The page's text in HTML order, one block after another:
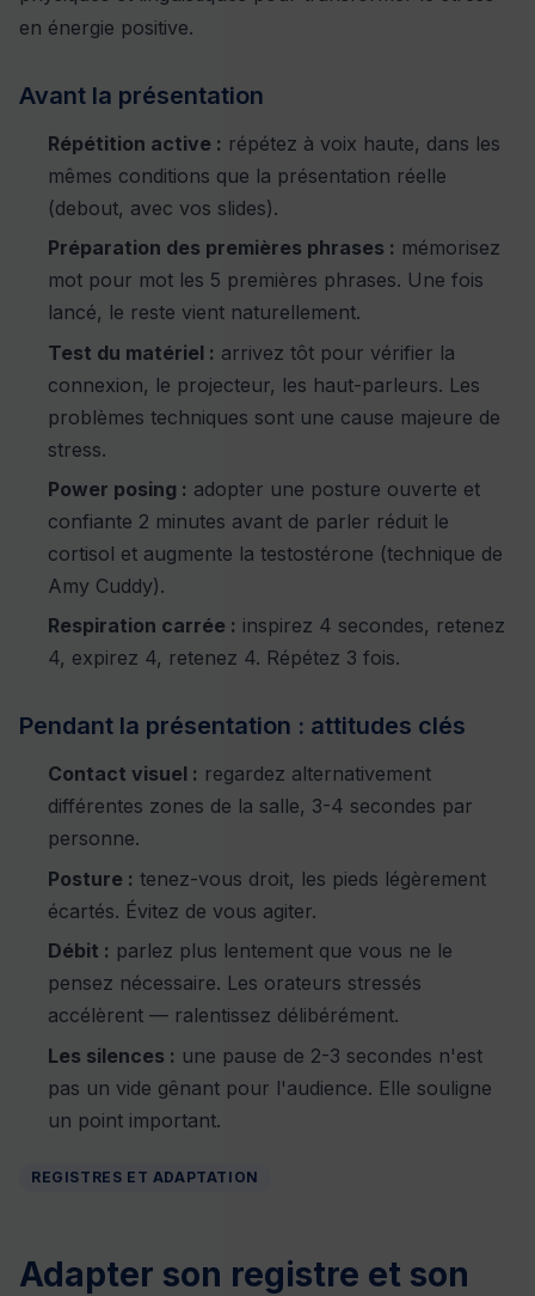
en énergie positive.
Avant la présentation
Répétition active : répétez à voix haute, dans les
mêmes conditions que la présentation réelle
(debout, avec vos slides).
Préparation des premières phrases : mémorisez
mot pour mot les 5 premières phrases. Une fois
lancé, le reste vient naturellement.
Test du matériel : arrivez tôt pour vérifier la
connexion, le projecteur, les haut-parleurs. Les
problèmes techniques sont une cause majeure de
stress.
Power posing : adopter une posture ouverte et
confiante 2 minutes avant de parler réduit le
cortisol et augmente la testostérone (technique de
Amy Cuddy).
Respiration carrée : inspirez 4 secondes, retenez
4, expirez 4, retenez 4. Répétez 3 fois.
Pendant la présentation : attitudes clés
Contact visuel : regardez alternativement
différentes zones de la salle, 3-4 secondes par
personne.
Posture : tenez-vous droit, les pieds légèrement
écartés. Évitez de vous agiter.
Débit : parlez plus lentement que vous ne le
pensez nécessaire. Les orateurs stressés
accélèrent — ralentissez délibérément.
Les silences : une pause de 2-3 secondes n'est
pas un vide gênant pour l'audience. Elle souligne
un point important.
REGISTRES ET ADAPTATION
Adapter son registre et son